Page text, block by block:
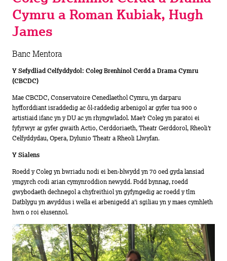
Cymru a Roman Kubiak, Hugh
James
Banc Mentora
Y Sefydliad Celfyddydol: Coleg Brenhinol Cerdd a Drama Cymru
(CBCDC)
Mae CBCDC, Conservatoire Cenedlaethol Cymru, yn darparu
hyfforddiant israddedig ac ôl-raddedig arbenigol ar gyfer tua 900 o
artistiaid ifanc yn y DU ac yn rhyngwladol. Mae’r Coleg yn paratoi ei
fyfyrwyr ar gyfer gwaith Actio, Cerddoriaeth, Theatr Gerddorol, Rheoli’r
Celfyddydau, Opera, Dylunio Theatr a Rheoli Llwyfan.
Y Sialens
Roedd y Coleg yn bwriadu nodi ei ben-blwydd yn 70 oed gyda lansiad
ymgyrch codi arian cymynroddion newydd. Fodd bynnag, roedd
gwybodaeth dechnegol a chyfreithiol yn gyfyngedig ac roedd y tîm
Datblygu yn awyddus i wella ei arbenigedd a’i sgiliau yn y maes cymhleth
hwn o roi elusennol.